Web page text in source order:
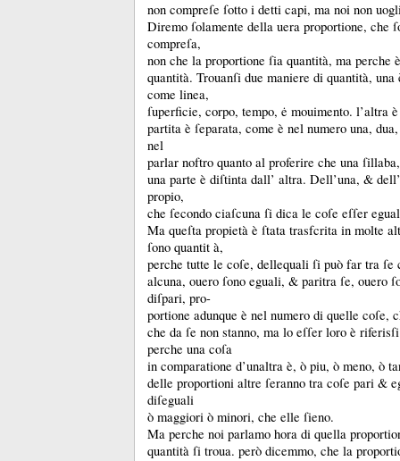
non compreſe ſotto i detti capi, ma noi non
Diremo ſolamente della uera proportione, che
compreſa,
non che la proportione ſia quantità, ma perche
quantità. Trouanſi due maniere di quantità,
come linea,
ſuperficie, corpo, tempo, ė mouimento. l’altra
partita è ſeparata, come è nel numero una,
nel
parlar noftro quanto al proferire che una
una parte è diſtinta dall’ altra. Dell’una, &
propio,
che ſecondo ciaſcuna ſi dica le coſe eſſer
Ma queſta propietà è ſtata trasfcrita in molte
ſono quantit à,
perche tutte le coſe, dellequali ſi può far tra ſe
alcuna, ouero ſono eguali, & paritra ſe, ouero
diſpari, pro-
portione adunque è nel numero di quelle coſe,
che da ſe non stanno, ma lo eſſer loro è
perche una coſa
in comparatione d’unaltra è, ò piu, ò meno, ò
delle proportioni altre ſeranno tra coſe pari &
diſeguali
ò maggiori ò minori, che elle ſieno.
Ma perche noi parlamo hora di quella
quantità ſi troua. però dicemmo, che la